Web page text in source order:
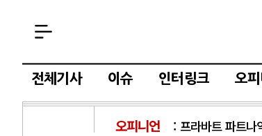
전체기사 이슈 인터링크 오
오피니언 프라바트 파트